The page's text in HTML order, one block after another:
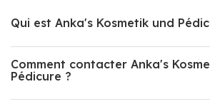
Qui est Anka's Kosmetik und
Comment contacter Anka's
Pédicure ?